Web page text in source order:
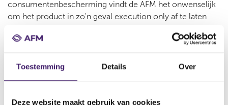
Toestemming Details Over
Deze website maakt gebruik van cookies
consumentenbescherming vindt de AFM het onwenselijk
om het product in zo'n geval execution only af te laten
FAQ kennis- en